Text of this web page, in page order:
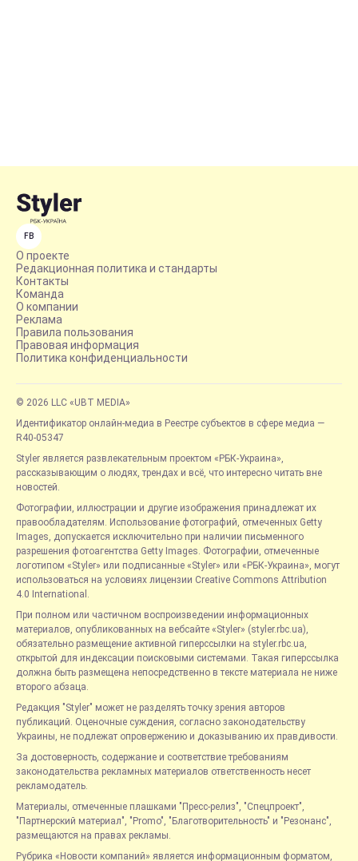
FB
О проекте
Редакционная политика и стандарты
Контакты
Команда
О компании
Реклама
Правила пользования
Правовая информация
Политика конфиденциальности
© 2026 LLC «UBT MEDIA»
Идентификатор онлайн-медиа в Реестре субъектов в сфере медиа —
R40-05347
Styler является развлекательным проектом «РБК-Украина»,
рассказывающим о людях, трендах и всё, что интересно читать вне
новостей.
Фотографии, иллюстрации и другие изображения принадлежат их
правообладателям. Использование фотографий, отмеченных Getty
Images, допускается исключительно при наличии письменного
разрешения фотоагентства Getty Images. Фотографии, отмеченные
логотипом «Styler» или подписанные «Styler» или «РБК-Украина», могут
использоваться на условиях лицензии Creative Commons Attribution
4.0 International.
При полном или частичном воспроизведении информационных
материалов, опубликованных на вебсайте «Styler» (styler.rbc.ua),
обязательно размещение активной гиперссылки на styler.rbc.ua,
открытой для индексации поисковыми системами. Такая гиперссылка
должна быть размещена непосредственно в тексте материала не ниже
второго абзаца.
Редакция "Styler" может не разделять точку зрения авторов
публикаций. Оценочные суждения, согласно законодательству
Украины, не подлежат опровержению и доказыванию их правдивости.
За достоверность, содержание и соответствие требованиям
законодательства рекламных материалов ответственность несет
рекламодатель.
Материалы, отмеченные плашками "Пресс-релиз", "Спецпроект",
"Партнерский материал", "Promo", "Благотворительность" и "Резонанс",
размещаются на правах рекламы.
Рубрика «Новости компаний» является информационным форматом,